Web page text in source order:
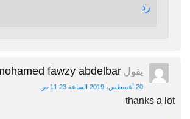
رد
يقول fawzy abdelbar
20 أغسطس، 2019 الساعة 11:23 ص
thanks a lot